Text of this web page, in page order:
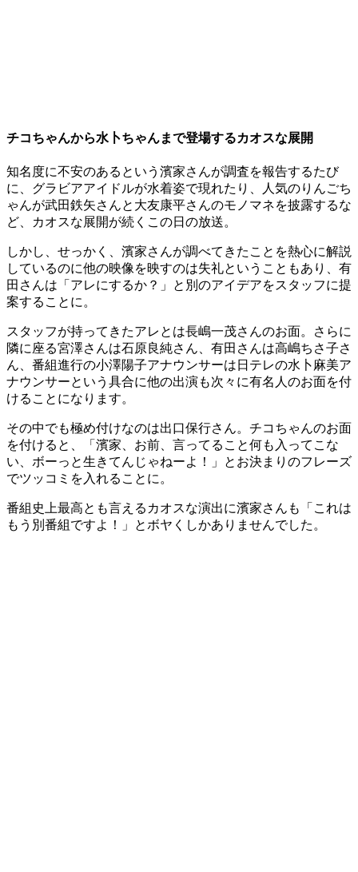
チコちゃんから水卜ちゃんまで登場するカオスな展開
知名度に不安のあるという濱家さんが調査を報告するたび
に、グラビアアイドルが水着姿で現れたり、人気のりんごち
ゃんが武田鉄矢さんと大友康平さんのモノマネを披露するな
ど、カオスな展開が続くこの日の放送。
しかし、せっかく、濱家さんが調べてきたことを熱心に解説
しているのに他の映像を映すのは失礼ということもあり、有
田さんは「アレにするか？」と別のアイデアをスタッフに提
案することに。
スタッフが持ってきたアレとは長嶋一茂さんのお面。さらに
隣に座る宮澤さんは石原良純さん、有田さんは高嶋ちさ子さ
ん、番組進行の小澤陽子アナウンサーは日テレの水卜麻美ア
ナウンサーという具合に他の出演も次々に有名人のお面を付
けることになります。
その中でも極め付けなのは出口保行さん。チコちゃんのお面
を付けると、「濱家、お前、言ってること何も入ってこな
い、ボーっと生きてんじゃねーよ！」とお決まりのフレーズ
でツッコミを入れることに。
番組史上最高とも言えるカオスな演出に濱家さんも「これは
もう別番組ですよ！」とボヤくしかありませんでした。